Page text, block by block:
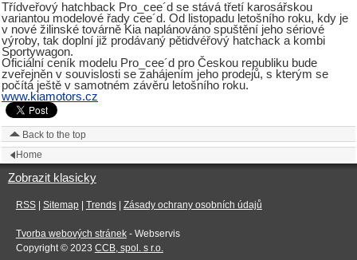
Třídveřový hatchback Pro_cee´d se stává třetí karosářskou
variantou modelové řady cee´d. Od listopadu letošního roku, kdy je
v nové žilinské továrně Kia naplánováno spuštění jeho sériové
výroby, tak doplní již prodávaný pětidvéřový hatchack a kombi
Sportywagon.
Oficiální ceník modelu Pro_cee´d pro Českou republiku bude
zveřejněn v souvislosti se zahájením jeho prodejů, s kterým se
počítá ještě v samotném závěru letošního roku.
www.kiamotors.cz
Back to the top
Home
Zobrazit klasicky
RSS| Sitemap| Trends| Zásady ochrany osobních údajů
Tvorba webových stránek- Webservis
Copyright © 2023 CCB, spol. s r.o.